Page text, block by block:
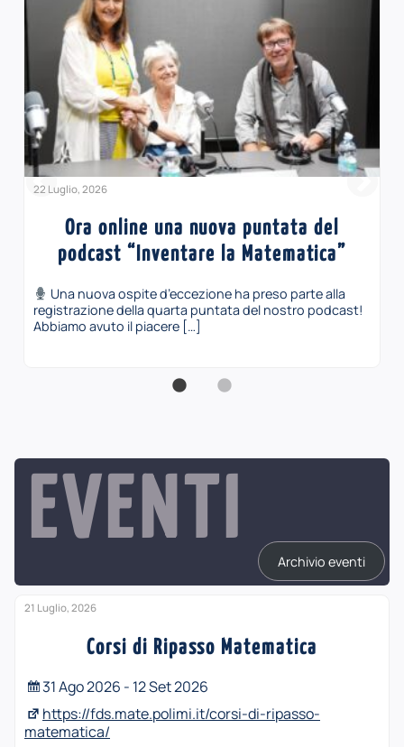
22 Luglio, 2026
Ora online una nuova puntata del
podcast “Inventare la Matematica”
Una nuova ospite d’eccezione ha preso parte alla
registrazione della quarta puntata del nostro podcast!
Abbiamo avuto il piacere […]
EVENTI
Archivio eventi
21 Luglio, 2026
Corsi di Ripasso Matematica
31 Ago 2026 - 12 Set 2026
https://fds.mate.polimi.it/corsi-di-ripasso-
matematica/